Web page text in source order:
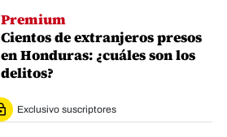
Premium
Cientos de extranjeros presos
en Honduras: ¿cuáles son los
delitos?
Exclusivo suscriptores